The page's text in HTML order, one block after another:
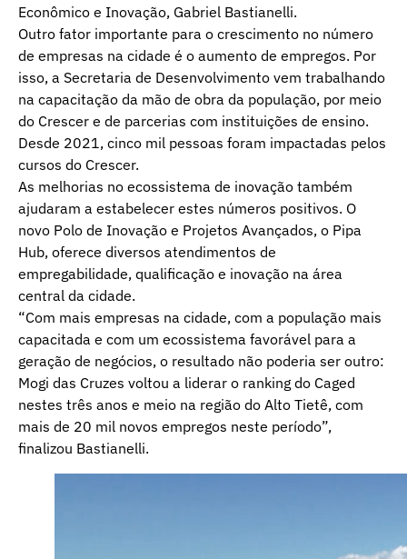
Econômico e Inovação, Gabriel Bastianelli.
Outro fator importante para o crescimento no número
de empresas na cidade é o aumento de empregos. Por
isso, a Secretaria de Desenvolvimento vem trabalhando
na capacitação da mão de obra da população, por meio
do Crescer e de parcerias com instituições de ensino.
Desde 2021, cinco mil pessoas foram impactadas pelos
cursos do Crescer.
As melhorias no ecossistema de inovação também
ajudaram a estabelecer estes números positivos. O
novo Polo de Inovação e Projetos Avançados, o Pipa
Hub, oferece diversos atendimentos de
empregabilidade, qualificação e inovação na área
central da cidade.
“Com mais empresas na cidade, com a população mais
capacitada e com um ecossistema favorável para a
geração de negócios, o resultado não poderia ser outro:
Mogi das Cruzes voltou a liderar o ranking do Caged
nestes três anos e meio na região do Alto Tietê, com
mais de 20 mil novos empregos neste período”,
finalizou Bastianelli.